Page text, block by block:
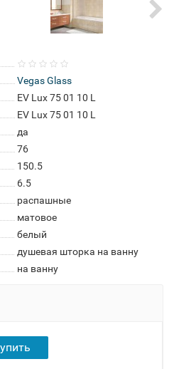
Vegas Glass
EV Lux 75 01 10 L
EV Lux 75 01 10 L
да
76
150.5
6.5
распашные
матовое
белый
душевая шторка на ванну
на ванну